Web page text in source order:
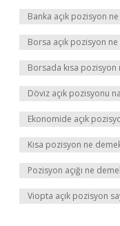
Banka açık pozisyon
Borsa açık pozisyon
Borsada kısa pozisyon
Döviz açık pozisyonu
Ekonomide açık
Kısa pozisyon ne
Pozisyon açığı ne
Viopta açık pozisyon